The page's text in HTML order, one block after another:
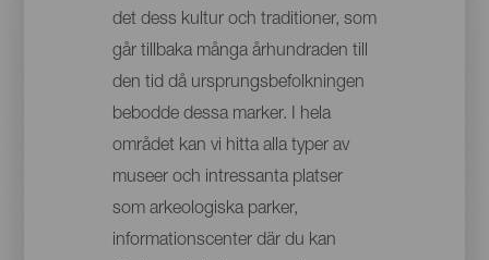
det dess kultur och traditioner, som
går tillbaka många århundraden till
den tid då ursprungsbefolkningen
bebodde dessa marker. I hela
området kan vi hitta alla typer av
museer och intressanta platser
som arkeologiska parker,
informationscenter där du kan